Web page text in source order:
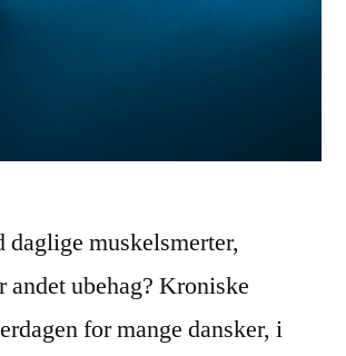
daglige muskelsmerter,
ubehag? Kroniske
for mange dansker, i